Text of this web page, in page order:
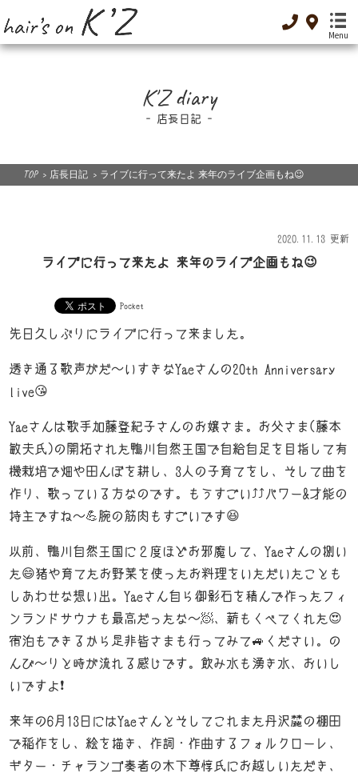
Menu
-トップ-
TOP
-メニュー-
-着付け-
-オリジナルコスメ-
Low GI food
-店長日記-
K’Z diary
Access
K'Z diary
店長日記
TOP > 店長日記 > ライブに行って来たよ 来年のライブ企画もね😉
2020.11.13 更新
ライブに行って来たよ 来年のライブ企画もね😉
Pocket
先日久しぶりにライブに行って来ました。
透き通る歌声がだ～いすきなYaeさんの20th Anniversary
live😘
Yaeさんは歌手加藤登紀子さんのお嬢さま。お父さま(藤本
敏夫氏)の開拓された鴨川自然王国で自給自足を目指して有
機栽培で畑や田んぼを耕し、3人の子育てをし、そして曲を
作り、歌っている方なのです。もうすごい⤴️⤴️パワー&才能の
持主ですね～💪腕の筋肉もすごいです😆
以前、鴨川自然王国に２度ほどお邪魔して、Yaeさんの捌い
た😄猪や育てたお野菜を使ったお料理をいただいたことも
しあわせな想い出。Yaeさん自ら御影石を積んで作ったフィ
ンランドサウナも最高だったな～🧖、薪もくべてくれた😍
宿泊もできるから是非皆さまも行ってみて🚙ください。の
んび～りと時が流れる感じです。飲み水も湧き水、おいし
いですよ❗
来年の6月13日にはYaeさんとそしてこれまた丹沢麓の棚田
で稲作をし、絵を描き、作詞・作曲するフォルクローレ、
ギター・チャランゴ奏者の木下尊惇氏にお越しいただき、